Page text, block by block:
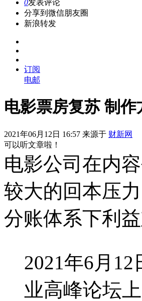
0发表评论
分享到微信朋友圈
新浪转发
订阅
电邮
电影票房复苏 制
2021年06月12日 16:57 来源于 财新网
可以听文章啦！
电影公司在内
较大的回本压
分账体系下利
2021年6月
业高峰论坛